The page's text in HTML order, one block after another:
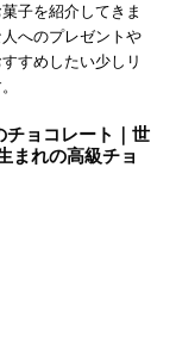
子を紹介してきま
へのプレゼントや
すめしたい少しリ
ョコレート｜世
まれの高級チョ